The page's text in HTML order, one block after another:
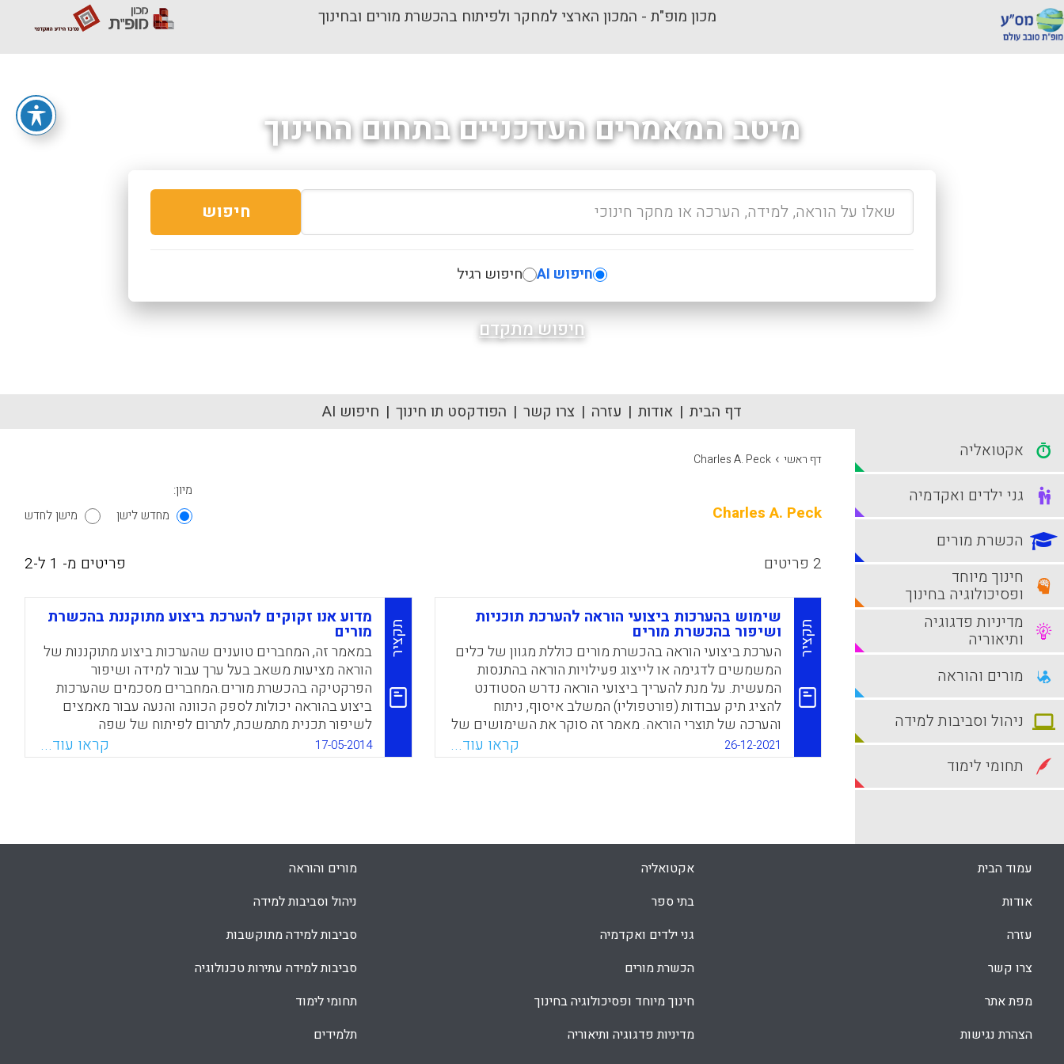
מכון מופ"ת - המכון הארצי למחקר ולפיתוח בהכשרת מורים ובחינוך
מיטב המאמרים העדכניים בתחום החינוך
חיפוש
חיפוש AI חיפוש רגיל
חיפוש מתקדם
דף הבית אודות עזרה צרו קשר הפודקסט תו חינוך חיפוש AI
דף ראשי ›
Charles A. Peck
Charles A. Peck
מיון:
מחדש לישן
מישן לחדש
2 פריטים פריטים מ- 1 ל-2
תקציר
שימוש בהערכות ביצועי הוראה להערכת תוכניות
ושיפור בהכשרת מורים
הערכת ביצועי הוראה בהכשרת מורים כוללת מגוון של כלים
המשמשים לדגימה או לייצוג פעילויות הוראה בהתנסות
המעשית. על מנת להעריך ביצועי הוראה נדרש הסטודנט
להציג תיק עבודות (פורטפוליו) המשלב איסוף, ניתוח
והערכה של תוצרי הוראה. מאמר זה סוקר את השימושים של
הערכות ביצועי הוראה של סטודנטים כמשאבים ללמידה,
הערכת תוכניות ושיפור הכשרת המורים. בנוסף, מציג
26-12-2021 קראו עוד...
תקציר
מדוע אנו זקוקים להערכת ביצוע מתוקננת בהכשרת
מורים
במאמר זה, המחברים טוענים שהערכות ביצוע מתוקננות של
הוראה מציעות משאב בעל ערך עבור למידה ושיפור
הפרקטיקה בהכשרת מורים.המחברים מסכמים שהערכות
ביצוע בהוראה יכולות לספק הכוונה והנעה עבור מאמצים
לשיפור תכנית מתמשכת, לתרום לפיתוח של שפה
קונקרטית ומשותפת של הפרקטיקה, ולהאיץ את
ההתמקצעות של ההוראה (Peck, Charles A.; Singer-
17-05-2014 קראו עוד...
אקטואליה
גני ילדים ואקדמיה
הכשרת מורים
חינוך מיוחד
ופסיכולוגיה בחינוך
מדיניות פדגוגיה
ותיאוריה
מורים והוראה
ניהול וסביבות למידה
תחומי לימוד
עמוד הבית
אודות
עזרה
צרו קשר
מפת אתר
הצהרת נגישות
אקטואליה
בתי ספר
גני ילדים ואקדמיה
הכשרת מורים
חינוך מיוחד ופסיכולוגיה בחינוך
מדיניות פדגוגיה ותיאוריה
מורים והוראה
ניהול וסביבות למידה
סביבות למידה מתוקשבות
סביבות למידה עתירות טכנולוגיה
תחומי לימוד
תלמידים